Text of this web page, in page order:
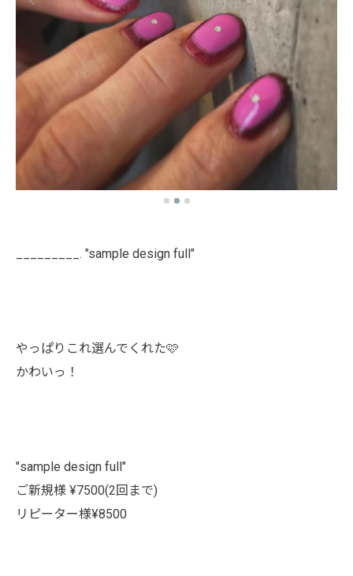
_________. "sample design full"
やっぱりこれ選んでくれた🩷
かわいっ！
"sample design full"
ご新規様 ¥7500(2回まで)
リピーター様¥8500